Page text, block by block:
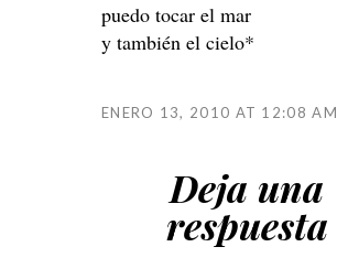
puedo tocar el mar
y también el cielo*
ENERO 13, 2010 AT 12:08 AM
Deja una
respuesta